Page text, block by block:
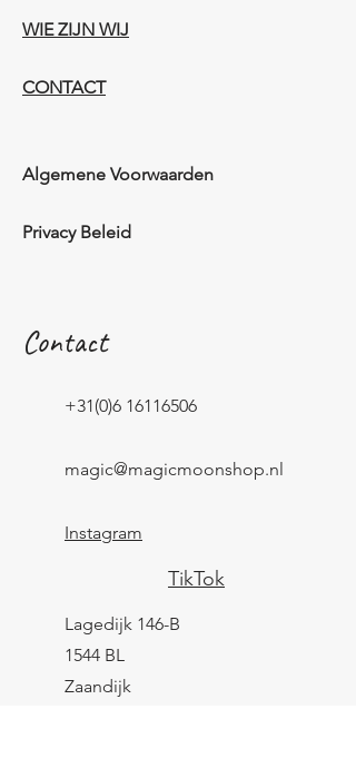
WIE ZIJN WIJ​​
CONTACT
Algemene Voorwaarden
Privacy Beleid
Contact
+31(0)6 16116506
magic@magicmoonshop.nl
Instagram
TikTok
Lagedijk 146-B
1544 BL
Zaandijk